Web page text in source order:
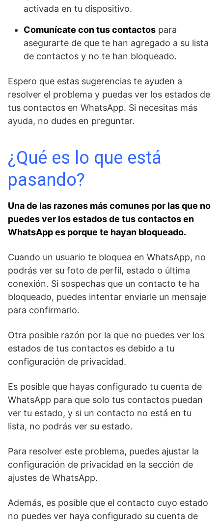
activada en tu dispositivo.
Comunícate con tus contactos para
asegurarte de que te han agregado a su lista
de contactos y no te han bloqueado.
Espero que estas sugerencias te ayuden a
resolver el problema y puedas ver los estados de
tus contactos en WhatsApp. Si necesitas más
ayuda, no dudes en preguntar.
¿Qué es ​lo que⁢ está
pasando?
Una de las razones más ⁣comunes por ‍las que no
puedes ‍ver los estados de tus contactos en
WhatsApp es porque te hayan bloqueado.
Cuando un usuario te bloquea en WhatsApp, no
podrás ver su⁣ foto⁢ de⁣ perfil, estado o⁤ última
conexión. ​Si sospechas que ⁢un contacto te ha
bloqueado, ​puedes intentar‌ enviarle ⁢un mensaje​
para confirmarlo.
Otra posible razón por ⁣la‌ que no puedes ver ‌los​
estados de ‌tus contactos es debido a tu
configuración⁣ de privacidad.
Es posible⁤ que⁤ hayas configurado tu cuenta​ de
WhatsApp ‍para que solo tus contactos puedan
ver ⁢tu estado, y si un contacto no está en tu
lista, no podrás ver su estado.
⁢Para resolver este​ problema, puedes ajustar ⁤la
configuración de privacidad ​en la sección de
ajustes‍ de WhatsApp.
Además, es posible que el contacto cuyo ⁤estado
no puedes ver haya configurado su cuenta de